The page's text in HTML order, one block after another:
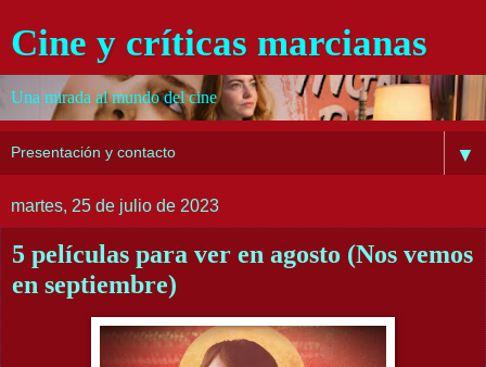
Cine y críticas marcianas
Una mirada al mundo del cine
▼
martes, 25 de julio de 2023
5 películas para ver en agosto (Nos vemos
en septiembre)